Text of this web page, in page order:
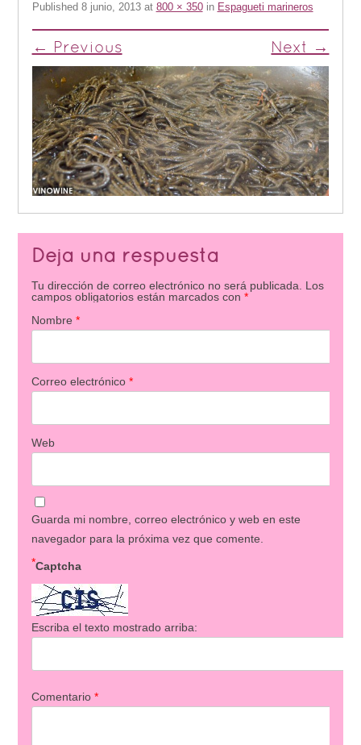
Published 8 junio, 2013at 800 × 350in Espagueti marineros
← Previous Next →
Deja una respuesta
Tu dirección de correo electrónico no será publicada.
Los
campos obligatorios están marcados con *
Nombre *
Correo electrónico *
Web
Guarda mi nombre, correo electrónico y web en este
navegador para la próxima vez que comente.
Captcha
*
Escriba el texto mostrado arriba:
Comentario *